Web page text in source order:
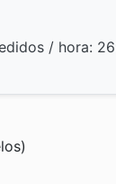
/ hora: